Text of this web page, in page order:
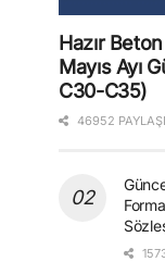
Hazır
Mayıs Ayı
C30-C35)
46952